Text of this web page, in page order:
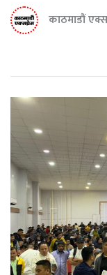
काठमाडौं